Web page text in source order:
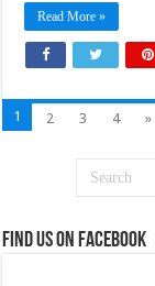
Read More »
1 2 3 4 »
Find us on Facebook